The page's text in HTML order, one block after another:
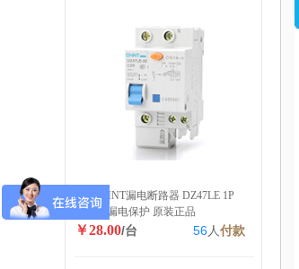
正泰CHNT漏电断路器 DZ47LE 1P
40A 带漏电保护 原装正品
￥28.00/台 56人付款